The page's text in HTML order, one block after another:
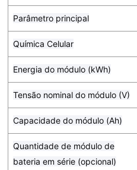
Parâmetro principal
Química Celular
Energia do módulo (kWh)
Tensão nominal do módulo (V)
Capacidade do módulo (Ah)
Quantidade de módulo de
bateria em série (opcional)